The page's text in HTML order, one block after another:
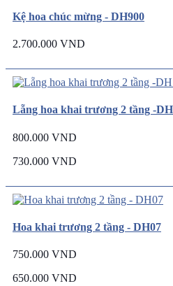
Kệ hoa chúc mừng - DH900
2.700.000 VND
Lẵng hoa khai trương 2 tầng -
800.000 VND
730.000 VND
Hoa khai trương 2 tầng - DH07
750.000 VND
650.000 VND